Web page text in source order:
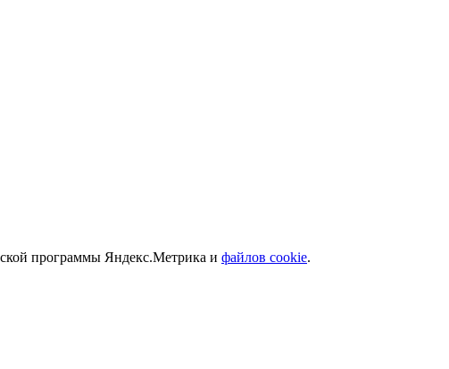
программы Яндекс.Метрика и файлов cookie.